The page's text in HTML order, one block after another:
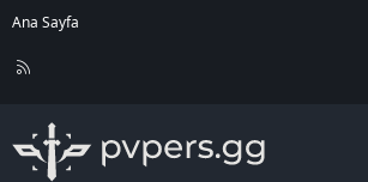
Ana Sayfa
R